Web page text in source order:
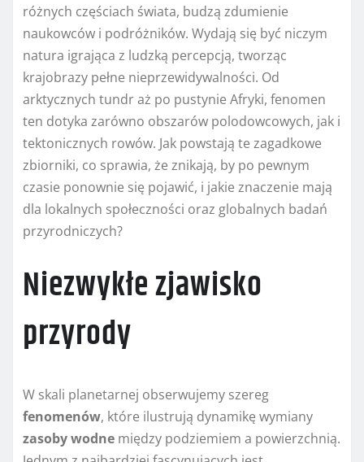
różnych częściach świata, budzą zdumienie
naukowców i podróżników. Wydają się być niczym
natura igrająca z ludzką percepcją, tworząc
krajobrazy pełne nieprzewidywalności. Od
arktycznych tundr aż po pustynie Afryki, fenomen
ten dotyka zarówno obszarów polodowcowych, jak i
tektonicznych rowów. Jak powstają te zagadkowe
zbiorniki, co sprawia, że znikają, by po pewnym
czasie ponownie się pojawić, i jakie znaczenie mają
dla lokalnych społeczności oraz globalnych badań
przyrodniczych?
Niezwykłe zjawisko
przyrody
W skali planetarnej obserwujemy szereg
fenomenów, które ilustrują dynamikę wymiany
zasobywodne między podziemiem a powierzchnią.